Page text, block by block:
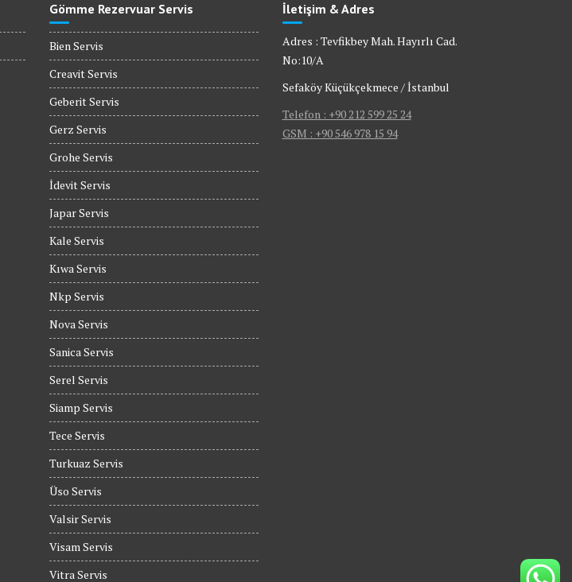
Gömme Rezervuar Servis
Bien Servis
Creavit Servis
Geberit Servis
Gerz Servis
Grohe Servis
İdevit Servis
Japar Servis
Kale Servis
Kıwa Servis
Nkp Servis
Nova Servis
Sanica Servis
Serel Servis
Siamp Servis
Tece Servis
Turkuaz Servis
Üso Servis
Valsir Servis
Visam Servis
Vitra Servis
İletişim & Adres
Adres : Tevfikbey Mah. Hayırlı Cad.
No:10/A
Sefaköy Küçükçekmece / İstanbul
Telefon : +90 212 599 25 24
GSM : +90 546 978 15 94